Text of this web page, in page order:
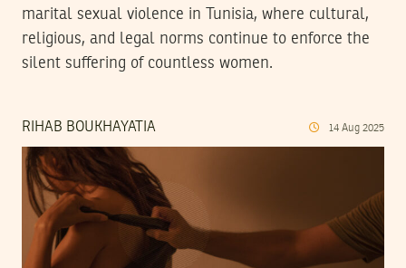
marital sexual violence in Tunisia, where cultural,
religious, and legal norms continue to enforce the
silent suffering of countless women.
RIHAB BOUKHAYATIA 14 Aug 2025